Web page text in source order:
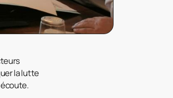
la lutte